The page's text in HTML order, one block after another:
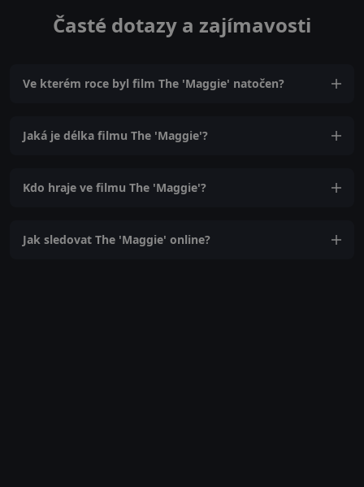
Časté dotazy a zajímavosti
Ve kterém roce byl film The 'Maggie' natočen?
Jaká je délka filmu The 'Maggie'?
Kdo hraje ve filmu The 'Maggie'?
Jak sledovat The 'Maggie' online?